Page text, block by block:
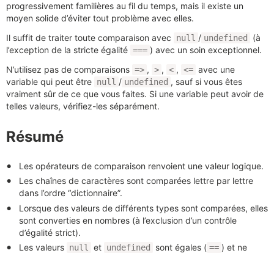
progressivement familières au fil du temps, mais il existe un
moyen solide d’éviter tout problème avec elles.
Il suffit de traiter toute comparaison avec
null / undefined
(à
l’exception de la stricte égalité === ) avec un soin exceptionnel.
N’utilisez pas de comparaisons => , > , < , <= avec une
variable qui peut être null / undefined , sauf si vous êtes
vraiment sûr de ce que vous faites. Si une variable peut avoir de
telles valeurs, vérifiez-les séparément.
Résumé
Les opérateurs de comparaison renvoient une valeur logique.
Les chaînes de caractères sont comparées lettre par lettre
dans l’ordre “dictionnaire”.
Lorsque des valeurs de différents types sont comparées, elles
sont converties en nombres (à l’exclusion d’un contrôle
d’égalité strict).
Les valeurs null et undefined sont égales ( == ) et ne